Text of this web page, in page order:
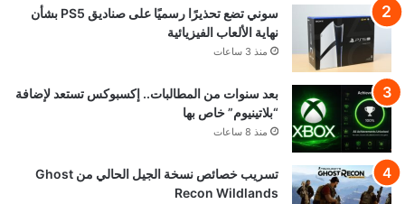
سوني تضع تحذيرًا رسميًا على صناديق PS5 بشأن
نهاية الألعاب الفيزيائية
منذ 3 ساعات
بعد سنوات من المطالبات.. إكسبوكس تستعد لإضافة
“بلاتينيوم” خاص بها
منذ 8 ساعات
تسريب خصائص نسخة الجيل الحالي من Ghost
Recon Wildlands